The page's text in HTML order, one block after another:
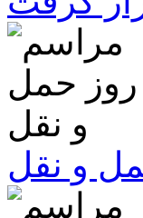
و نقل